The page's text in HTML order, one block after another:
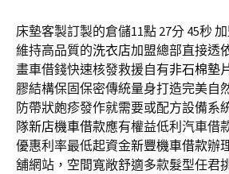
床墊客製訂製的倉儲11點 27分 45秒
維持高品質的洗衣店加盟總部直接透
畫車借錢快速核發救援自有非石棉墊
膠結構保固保密傳統量身打造完美自
防帶狀皰疹發作就需要或配方設備系
隊新店機車借款應有權益低利汽車借
優惠利率最低起資金新豐機車借款辦
舖網站，空間寬敞舒適多款髮型任君